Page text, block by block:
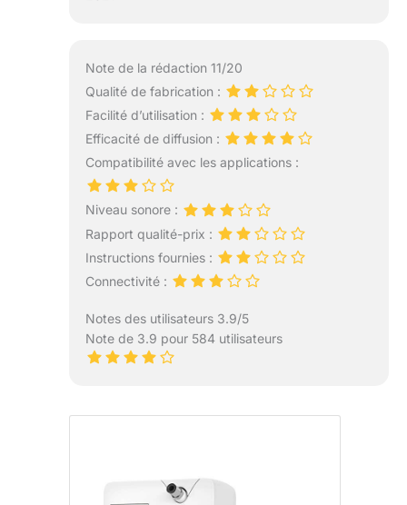
Note de la rédaction 11/20
Qualité de fabrication :
Facilité d’utilisation :
Efficacité de diffusion :
Compatibilité avec les applications :
Niveau sonore :
Rapport qualité-prix :
Instructions fournies :
Connectivité :
Notes des utilisateurs 3.9/5
Note de 3.9 pour 584 utilisateurs